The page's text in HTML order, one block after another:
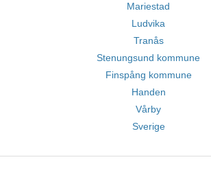
Mariestad
Ludvika
Tranås
Stenungsund kommune
Finspång kommune
Handen
Vårby
Sverige